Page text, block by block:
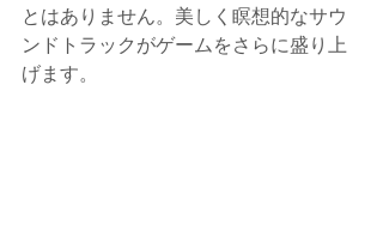
とはありません。美しく瞑想的なサウ
ンドトラックがゲームをさらに盛り上
げます。